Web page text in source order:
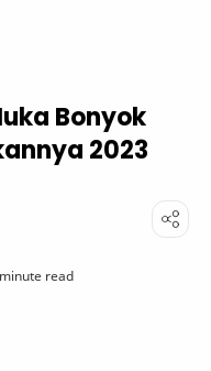
Bonyok
2023
read